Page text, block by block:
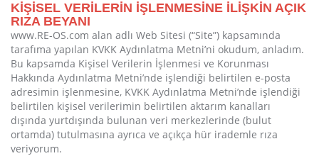
KİŞİSEL VERİLERİN İŞLENMESİNE İLİŞKİN AÇIK
RIZA BEYANI
www.RE-OS.com alan adlı Web Sitesi (“Site”) kapsamında
tarafıma yapılan KVKK Aydınlatma Metni’ni okudum, anladım.
Bu kapsamda Kişisel Verilerin İşlenmesi ve Korunması
Hakkında Aydınlatma Metni’nde işlendiği belirtilen e-posta
adresimin işlenmesine, KVKK Aydınlatma Metni’nde işlendiği
belirtilen kişisel verilerimin belirtilen aktarım kanalları
dışında yurtdışında bulunan veri merkezlerinde (bulut
ortamda) tutulmasına ayrıca ve açıkça hür irademle rıza
veriyorum.